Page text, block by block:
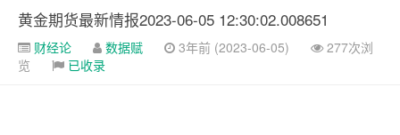
黄金期货最新情报2023-06-05 12:30:02.008651
财经论 数据赋 3年前 (2023-06-05)
277次浏
览
已收录